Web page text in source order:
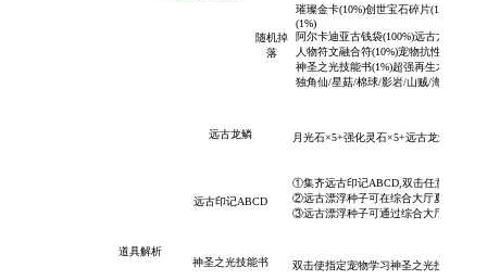
随机掉
落
璀璨金卡(10%)创世宝石碎片(10%)
(1%)
阿尔卡迪亚古钱袋(100%)远古龙鳞(10%)
人物符文融合符(10%)宠物抗性水晶
神圣之光技能书(1%)超强再生术技能书
独角仙/星菇/棉球/影岩/山贼/海盗/破坏
道具解析
远古龙鳞 月光石×5+强化灵石×5+远古龙鳞×10可
远古印记ABCD
①集齐远古印记ABCD,双击任意印记可
②远古漂浮种子可在综合大厅夏洛NPC
③远古漂浮种子可通过综合大厅
神圣之光技能书 双击使指定宠物学习神圣之光技能,亦可